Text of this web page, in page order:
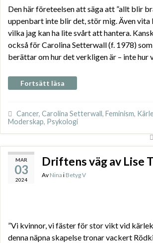
Den här företeelsen att säga att ”allt blir
uppenbart inte blir det, stör mig. Även vita
vilka jag kan ha lite svårt att hantera.
också för Carolina Setterwall (f. 1978)
berättar om hur det verkligen är – inte hur
Fortsätt läsa
Cancer, Carolina Setterwall, Feminism,
Moderskap, Psykologi
MAR
03
2024
Driftens väg av Lise
Av Nina i Betyg V
”Vi kvinnor, vi fäster för stor vikt vid
denna näpna skapelse tronar vackert